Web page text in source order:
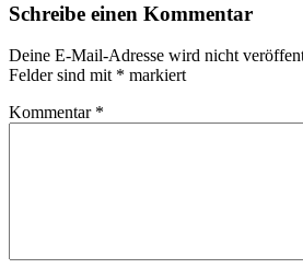
Schreibe einen Kommentar
Deine E-Mail-Adresse wird nicht
Felder sind mit * markiert
Kommentar *